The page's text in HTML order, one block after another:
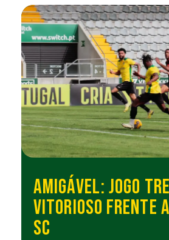
AMIGÁVEL: JOGO
VITORIOSO FRENTE
SC